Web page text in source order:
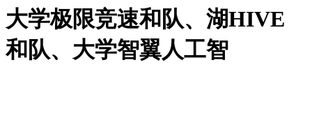
大学极限竞速和队、湖HIVE
和队、大学智翼人工智